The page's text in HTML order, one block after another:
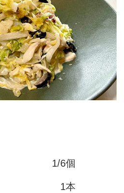
1/6個
1本